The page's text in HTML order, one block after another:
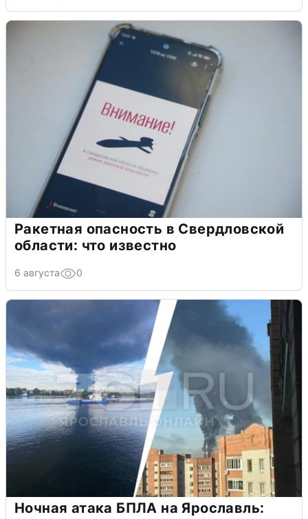
Ракетная опасность в Свердловской
области: что известно
6 августа 0
Ночная атака БПЛА на Ярославль: